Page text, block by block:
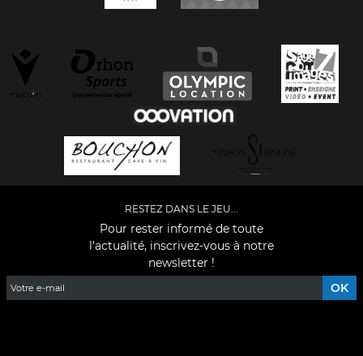
RESTEZ DANS LE JEU...
Pour rester informé de toute
l'actualité, inscrivez-vous à notre
newsletter !